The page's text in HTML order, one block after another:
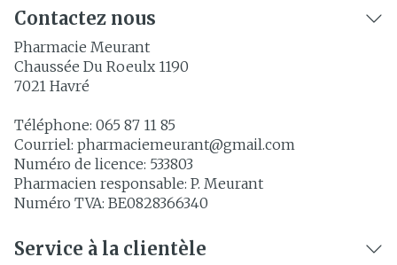
Contactez nous
Pharmacie Meurant
Chaussée Du Roeulx 1190
7021 Havré
Téléphone: 065 87 11 85
Courriel: pharmaciemeurant@gmail.com
Numéro de licence: 533803
Pharmacien responsable: P. Meurant
Numéro TVA: BE0828366340
Service à la clientèle